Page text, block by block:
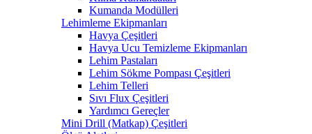
Kumanda Modülleri
Lehimleme Ekipmanları
Havya Çeşitleri
Havya Ucu Temizleme Ekipmanları
Lehim Pastaları
Lehim Sökme Pompası Çeşitleri
Lehim Telleri
Sıvı Flux Çeşitleri
Yardımcı Gereçler
Mini Drill (Matkap) Çeşitleri